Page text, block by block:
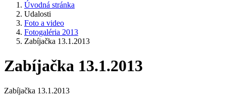
Úvodná stránka
Udalosti
Foto a video
Fotogaléria 2013
Zabíjačka 13.1.2013
Zabíjačka 13.1.2013
Zabíjačka 13.1.2013